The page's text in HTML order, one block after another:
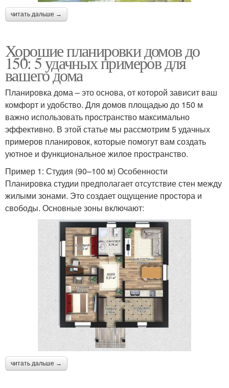
читать дальше →
Хорошие планировки домов до
150: 5 удачных примеров для
вашего дома
Планировка дома – это основа, от которой зависит ваш
комфорт и удобство. Для домов площадью до 150 м
важно использовать пространство максимально
эффективно. В этой статье мы рассмотрим 5 удачных
примеров планировок, которые помогут вам создать
уютное и функциональное жилое пространство.
Пример 1: Студия (90–100 м) Особенности
Планировка студии предполагает отсутствие стен между
жилыми зонами. Это создает ощущение простора и
свободы. Основные зоны включают:
читать дальше →